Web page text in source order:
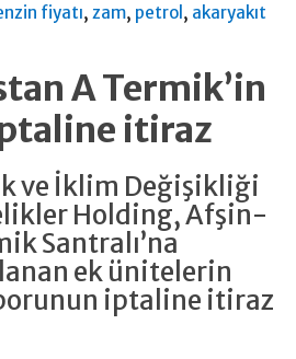
fiyatı,zam, petrol , akaryakıt
A Termik’in
itiraz
ve İklim Değişikliği
Holding, Afşin-
Santralı’na
ek ünitelerin
iptaline itiraz